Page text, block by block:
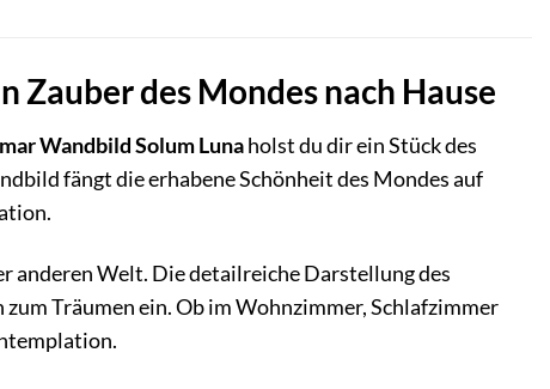
Zauber des Mondes nach Hause
Wandbild Solum Lunaholst du dir ein Stück des
fängt die erhabene Schönheit des Mondes auf
anderen Welt. Die detailreiche Darstellung des
Träumen ein. Ob im Wohnzimmer, Schlafzimmer